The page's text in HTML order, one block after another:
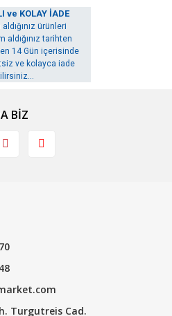
ve KOLAY İADE
aldığınız ürünleri
aldığınız tarihten
14 Gün içerisinde
ve kolayca iade
BİZ
Turgutreis Cad.